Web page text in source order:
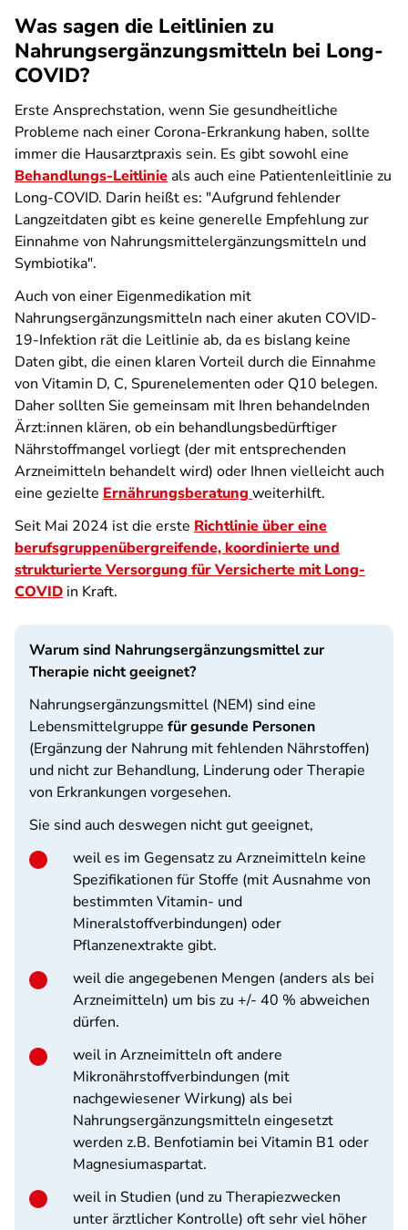
Was sagen die Leitlinien zu
Nahrungsergänzungsmitteln bei Long-
COVID?
Erste Ansprechstation, wenn Sie gesundheitliche
Probleme nach einer Corona-Erkrankung haben, sollte
immer die Hausarztpraxis sein. Es gibt sowohl eine
Behandlungs-Leitlinieals auch eine Patientenleitlinie zu
Long-COVID. Darin heißt es: "Aufgrund fehlender
Langzeitdaten gibt es keine generelle Empfehlung zur
Einnahme von Nahrungsmittelergänzungsmitteln und
Symbiotika".
Auch von einer Eigenmedikation mit
Nahrungsergänzungsmitteln nach einer akuten COVID-
19-Infektion rät die Leitlinie ab, da es bislang keine
Daten gibt, die einen klaren Vorteil durch die Einnahme
von Vitamin D, C, Spurenelementen oder Q10 belegen.
Daher sollten Sie gemeinsam mit Ihren behandelnden
Ärzt:innen klären, ob ein behandlungsbedürftiger
Nährstoffmangel vorliegt (der mit entsprechenden
Arzneimitteln behandelt wird) oder Ihnen vielleicht auch
eine gezielte Ernährungsberatung weiterhilft.
Seit Mai 2024 ist die erste Richtlinie über eine
berufsgruppenübergreifende, koordinierte und
strukturierte Versorgung für Versicherte mit Long-
COVID in Kraft.
Warum sind Nahrungsergänzungsmittel zur
Therapie nicht geeignet?
Nahrungsergänzungsmittel (NEM) sind eine
Lebensmittelgruppe für gesunde Personen
(Ergänzung der Nahrung mit fehlenden Nährstoffen)
und nicht zur Behandlung, Linderung oder Therapie
von Erkrankungen vorgesehen.
Sie sind auch deswegen nicht gut geeignet,
weil es im Gegensatz zu Arzneimitteln keine
Spezifikationen für Stoffe (mit Ausnahme von
bestimmten Vitamin- und
Mineralstoffverbindungen) oder
Pflanzenextrakte gibt.
weil die angegebenen Mengen (anders als bei
Arzneimitteln) um bis zu +/- 40 % abweichen
dürfen.
weil in Arzneimitteln oft andere
Mikronährstoffverbindungen (mit
nachgewiesener Wirkung) als bei
Nahrungsergänzungsmitteln eingesetzt
werden z.B. Benfotiamin bei Vitamin B1 oder
Magnesiumaspartat.
weil in Studien (und zu Therapiezwecken
unter ärztlicher Kontrolle) oft sehr viel höher